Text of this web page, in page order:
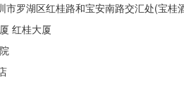
市罗湖区红桂路和宝安南路交汇处(宝桂
红桂大厦